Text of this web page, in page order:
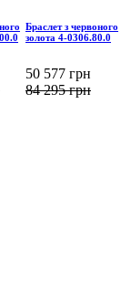
Браслет з червоного
золота 4-0306.80.0
50 577 грн
84 295грн